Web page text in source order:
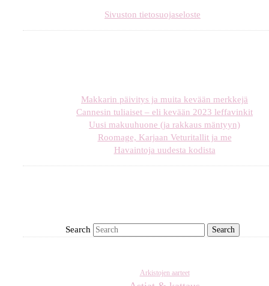
Sivuston tietosuojaseloste
Makkarin päivitys ja muita kevään merkkejä
Cannesin tuliaiset – eli kevään 2023 leffavinkit
Uusi makuuhuone (ja rakkaus mäntyyn)
Roomage, Karjaan Veturitallit ja me
Havaintoja uudesta kodista
Search
Arkistojen aarteet